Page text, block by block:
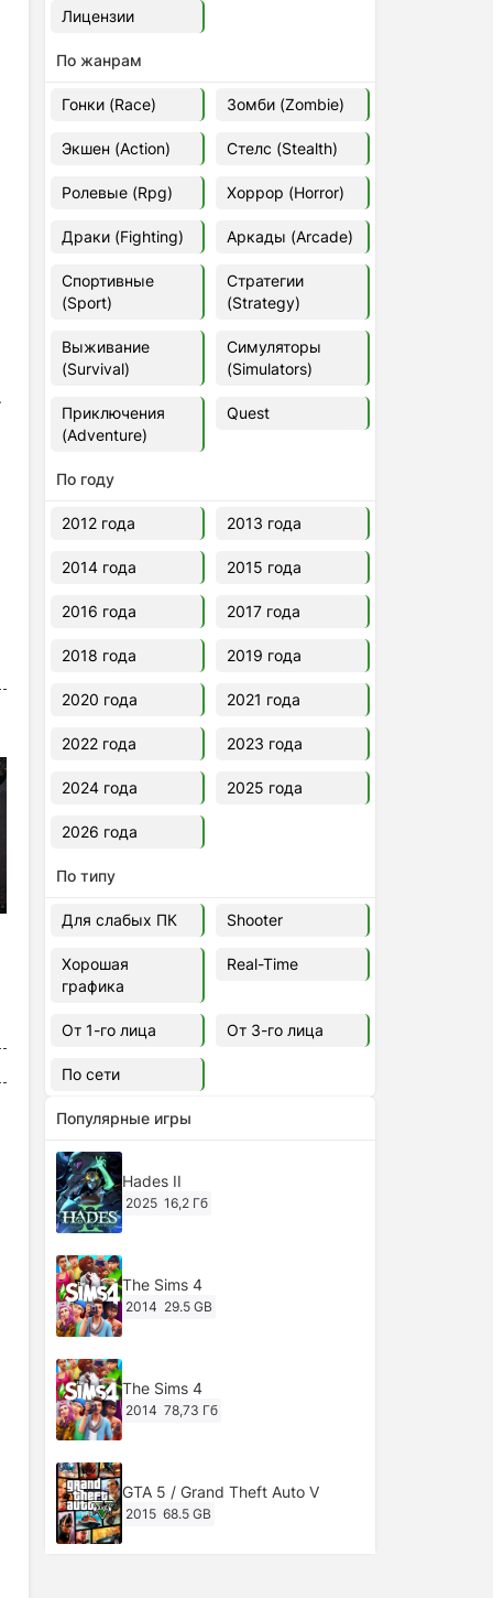
Ghost of Tsushima: Director's Cut
v.1053.9.0623.1807 [Папка
Euro Truck Simulator 2 v.1.60.1.7s
[Папка игры] (2012)
37,77 Гб
Forza Horizon 5 v.688.044
[Папка игры] (2021)
2021
V Rising
2024
Лицензии
По жанрам
Гонки (Race) Зомби (Zombie)
Экшен (Action) Стелс (Stealth)
Ролевые (Rpg) Хоррор (Horror)
Драки (Fighting) Аркады (Arcade)
Спортивные
(Sport)
Стратегии
(Strategy)
Выживание
(Survival)
Симуляторы
(Simulators)
Приключения
(Adventure)
Quest
По году
2012 года 2013 года
2014 года 2015 года
2016 года 2017 года
2018 года 2019 года
2020 года 2021 года
2022 года 2023 года
2024 года 2025 года
2026 года
По типу
Для слабых ПК Shooter
Хорошая
графика
Real-Time
От 1-го лица От 3-го лица
По сети
Популярные игры
Hades II
2025 16,2 Гб
The Sims 4
2014 29.5 GB
The Sims 4
2014 78,73 Гб
GTA 5 / Grand Theft Auto V
2015 68.5 GB